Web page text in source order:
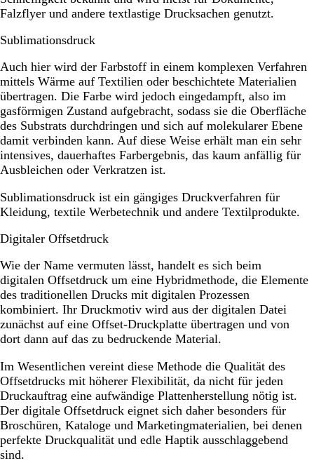
Falzflyer und andere textlastige Drucksachen genutzt.
Sublimationsdruck
Auch hier wird der Farbstoff in einem komplexen Verfahren
mittels Wärme auf Textilien oder beschichtete Materialien
übertragen. Die Farbe wird jedoch eingedampft, also im
gasförmigen Zustand aufgebracht, sodass sie die Oberfläche
des Substrats durchdringen und sich auf molekularer Ebene
damit verbinden kann. Auf diese Weise erhält man ein sehr
intensives, dauerhaftes Farbergebnis, das kaum anfällig für
Ausbleichen oder Verkratzen ist.
Sublimationsdruck ist ein gängiges Druckverfahren für
Kleidung, textile Werbetechnik und andere Textilprodukte.
Digitaler Offsetdruck
Wie der Name vermuten lässt, handelt es sich beim
digitalen Offsetdruck um eine Hybridmethode, die Elemente
des traditionellen Drucks mit digitalen Prozessen
kombiniert. Ihr Druckmotiv wird aus der digitalen Datei
zunächst auf eine Offset-Druckplatte übertragen und von
dort dann auf das zu bedruckende Material.
Im Wesentlichen vereint diese Methode die Qualität des
Offsetdrucks mit höherer Flexibilität, da nicht für jeden
Druckauftrag eine aufwändige Plattenherstellung nötig ist.
Der digitale Offsetdruck eignet sich daher besonders für
Broschüren, Kataloge und Marketingmaterialien, bei denen
perfekte Druckqualität und edle Haptik ausschlaggebend
sind.